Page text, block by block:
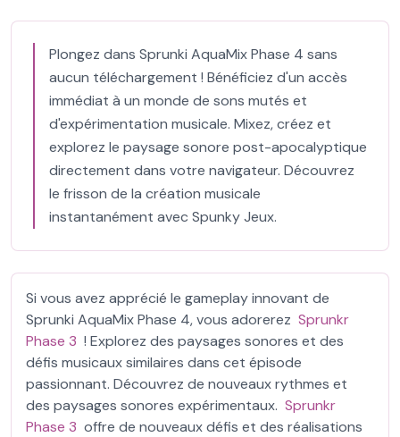
Plongez dans Sprunki AquaMix Phase 4 sans
aucun téléchargement ! Bénéficiez d'un accès
immédiat à un monde de sons mutés et
d'expérimentation musicale. Mixez, créez et
explorez le paysage sonore post-apocalyptique
directement dans votre navigateur. Découvrez
le frisson de la création musicale
instantanément avec Spunky Jeux.
Si vous avez apprécié le gameplay innovant de
Sprunki AquaMix Phase 4, vous adorerez Sprunkr
Phase 3 ! Explorez des paysages sonores et des
défis musicaux similaires dans cet épisode
passionnant. Découvrez de nouveaux rythmes et
des paysages sonores expérimentaux. Sprunkr
Phase 3 offre de nouveaux défis et des réalisations